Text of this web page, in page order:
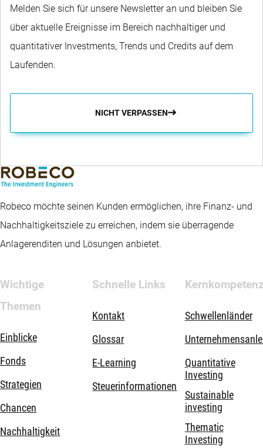
Melden Sie sich für unsere Newsletter an und bleiben Sie
über aktuelle Ereignisse im Bereich nachhaltiger und
quantitativer Investments, Trends und Credits auf dem
Laufenden.
NICHT VERPASSEN
Robeco möchte seinen Kunden ermöglichen, ihre Finanz- und
Nachhaltigkeitsziele zu erreichen, indem sie überragende
Anlagerenditen und Lösungen anbietet.
Wichtige
Themen
Einblicke
Fonds
Strategien
Chancen
Nachhaltigkeit
Schnelle Links
Kontakt
Glossar
E-Learning
Steuerinformationen
Schwellenländer
Quantitative
Investing
Sustainable
investing
Thematic
Investing